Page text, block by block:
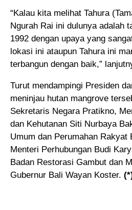
“Kalau kita melihat Tahura
Ngurah Rai ini dulunya adalah
1992 dengan upaya yang
lokasi ini ataupun Tahura ini
terbangun dengan baik,”
Turut mendampingi Presiden
meninjau hutan mangrove
Sekretaris Negara Pratikno,
dan Kehutanan Siti Nurbaya
Umum dan Perumahan Rakyat
Menteri Perhubungan Budi
Badan Restorasi Gambut dan
Gubernur Bali Wayan Koster.